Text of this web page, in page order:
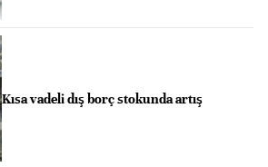
Kısa vadeli dış borç stokunda artış